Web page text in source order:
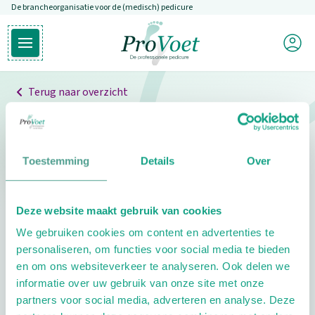
Toestemming Details Over
Deze website maakt gebruik van cookies
We gebruiken cookies om content en advertenties te
personaliseren, om functies voor social media te bieden
en om ons websiteverkeer te analyseren. Ook delen we
informatie over uw gebruik van onze site met onze
partners voor social media, adverteren en analyse. Deze
Overslaan en naar de inhoud gaan
De brancheorganisatie voor de (medisch) pedicure
Open hoofdmenu
Ga naar de homepagina
Mijn
Terug naar overzicht
Professionals
Pedicure niet gevonden
pedicure.